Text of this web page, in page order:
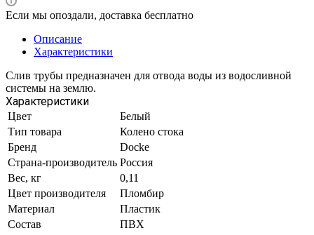
Если мы опоздали, доставка бесплатно
Описание
Характеристики
Слив трубы предназначен для отвода воды из водосливной
системы на землю.
Характеристики
Цвет
Белый
Тип товара
Колено стока
Бренд
Docke
Страна-производитель Россия
Вес, кг
0,11
Цвет производителя
Пломбир
Материал
Пластик
Состав
ПВХ